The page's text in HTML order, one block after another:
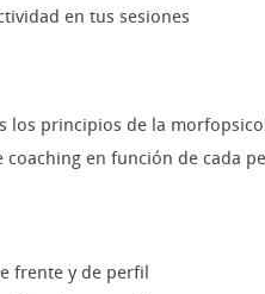
en tus sesiones
los principios de la
coaching en función de cada
frente y de perfil